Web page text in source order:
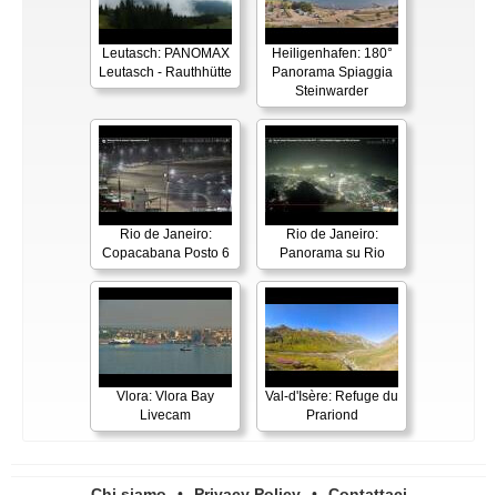
Leutasch: PANOMAX
Leutasch - Rauthhütte
Heiligenhafen: 180°
Panorama Spiaggia
Steinwarder
Rio de Janeiro:
Copacabana Posto 6
Rio de Janeiro:
Panorama su Rio
Vlora: Vlora Bay
Livecam
Val-d'Isère: Refuge du
Prariond